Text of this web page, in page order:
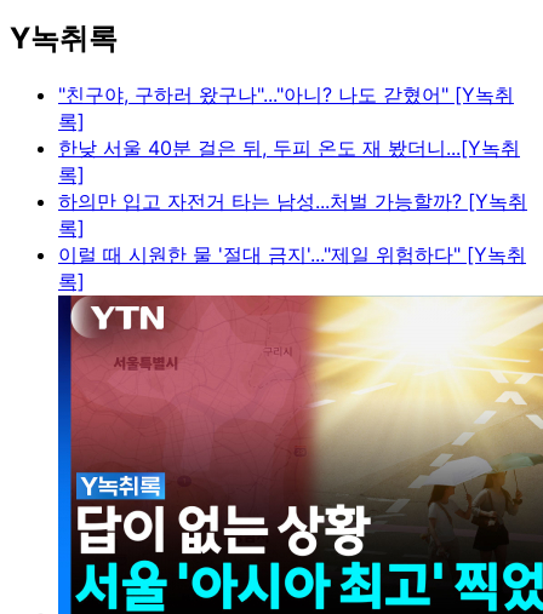
Y녹취록
"친구야, 구하러 왔구나"..."아니? 나도 갇혔어" [Y녹취
록]
한낮 서울 40분 걸은 뒤, 두피 온도 재 봤더니...[Y녹취
록]
하의만 입고 자전거 타는 남성...처벌 가능할까? [Y녹취
록]
이럴 때 시원한 물 '절대 금지'..."제일 위험하다" [Y녹취
록]